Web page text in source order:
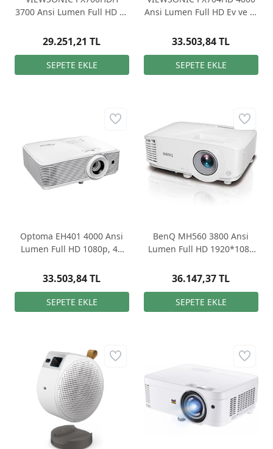
3700 Ansi Lumen Full HD Ev
29.251,21 TL
Ansi Lumen Full HD Ev ve İş
33.503,84 TL
Optoma EH401 4000 Ansi
Lumen Full HD 1080p, 4K
DLP Projeksiyon
33.503,84 TL
BenQ MH560 3800 Ansi
Lumen Full HD 1920*1080
36.147,37 TL